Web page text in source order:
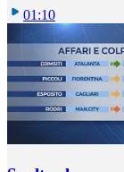
01:10